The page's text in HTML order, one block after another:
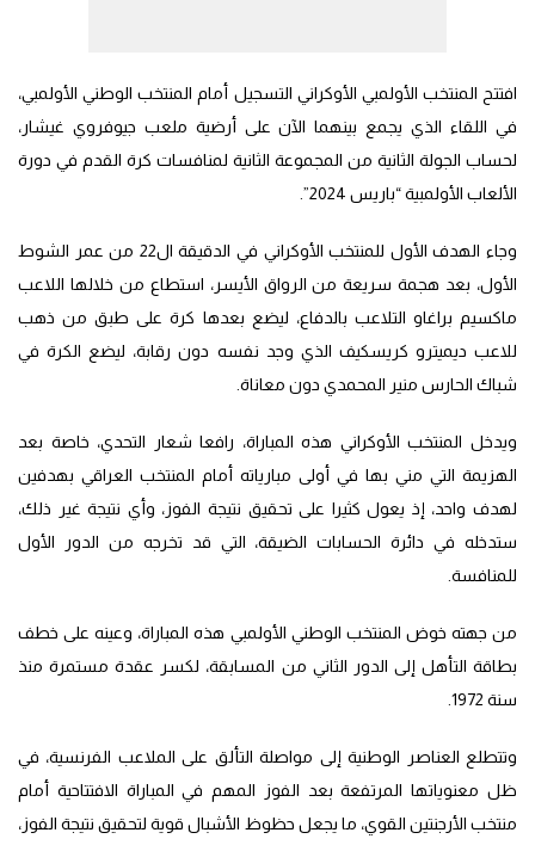
افتتح المنتخب الأولمبي الأوكراني التسجيل أمام المنتخب الوطني الأولمبي،
في اللقاء الذي يجمع بينهما الآن على أرضية ملعب جيوفروي غيشار،
لحساب الجولة الثانية من المجموعة الثانية لمنافسات كرة القدم في دورة
الألعاب الأولمبية “باريس 2024”.
وجاء الهدف الأول للمنتخب الأوكراني في الدقيقة ال22 من عمر الشوط
الأول، بعد هجمة سريعة من الرواق الأيسر، استطاع من خلالها اللاعب
ماكسيم براغاو التلاعب بالدفاع، ليضع بعدها كرة على طبق من ذهب
للاعب ديميترو كريسكيف الذي وجد نفسه دون رقابة، ليضع الكرة في
شباك الحارس منير المحمدي دون معاناة.
ويدخل المنتخب الأوكراني هذه المباراة، رافعا شعار التحدي، خاصة بعد
الهزيمة التي مني بها في أولى مبارياته أمام المنتخب العراقي بهدفين
لهدف واحد، إذ يعول كثيرا على تحقيق نتيجة الفوز، وأي نتيجة غير ذلك،
ستدخله في دائرة الحسابات الضيقة، التي قد تخرجه من الدور الأول
للمنافسة.
من جهته خوض المنتخب الوطني الأولمبي هذه المباراة، وعينه على خطف
بطاقة التأهل إلى الدور الثاني من المسابقة، لكسر عقدة مستمرة منذ
سنة 1972.
وتتطلع العناصر الوطنية إلى مواصلة التألق على الملاعب الفرنسية، في
ظل معنوياتها المرتفعة بعد الفوز المهم في المباراة الافتتاحية أمام
منتخب الأرجنتين القوي، ما يجعل حظوظ الأشبال قوية لتحقيق نتيجة الفوز،